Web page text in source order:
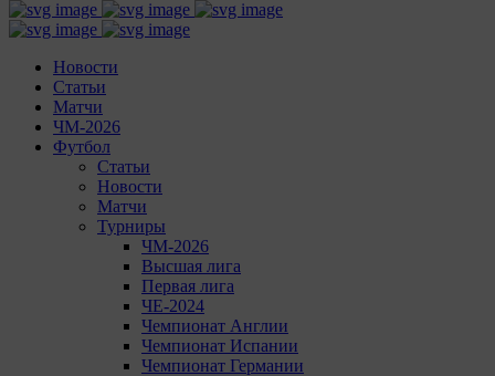
Новости
Статьи
Матчи
ЧМ-2026
Футбол
Статьи
Новости
Матчи
Турниры
ЧМ-2026
Высшая лига
Первая лига
ЧЕ-2024
Чемпионат Англии
Чемпионат Испании
Чемпионат Германии